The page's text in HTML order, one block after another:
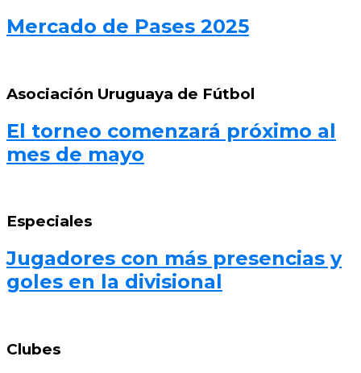
Mercado de Pases 2025
Asociación Uruguaya de Fútbol
El torneo comenzará próximo al
mes de mayo
Especiales
Jugadores con más presencias y
goles en la divisional
Clubes